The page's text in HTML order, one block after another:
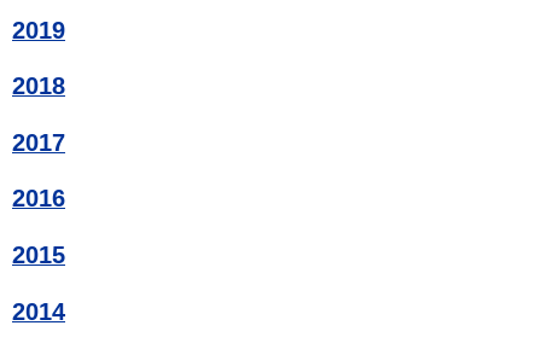
2019
2018
2017
2016
2015
2014